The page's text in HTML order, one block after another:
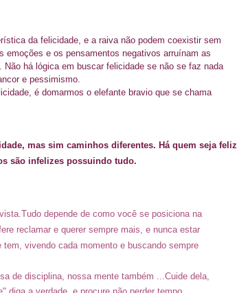
da felicidade, e a raiva não podem coexistir sem
emoções e os pensamentos negativos arruínam as
há lógica em buscar felicidade se não se faz nada
e pessimismo.
é domarmos o elefante bravio que se chama
mas sim caminhos diferentes. Há quem seja feliz
são infelizes possuindo tudo.
Tudo depende de como você se posiciona na
reclamar e querer sempre mais, e nunca estar
vivendo cada momento e buscando sempre
de disciplina, nossa mente também ...Cuide dela,